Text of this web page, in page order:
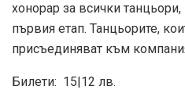
хонорар за всички
първия етап. Танцьорите,
присъединяват към
Билети: 15|12 лв.